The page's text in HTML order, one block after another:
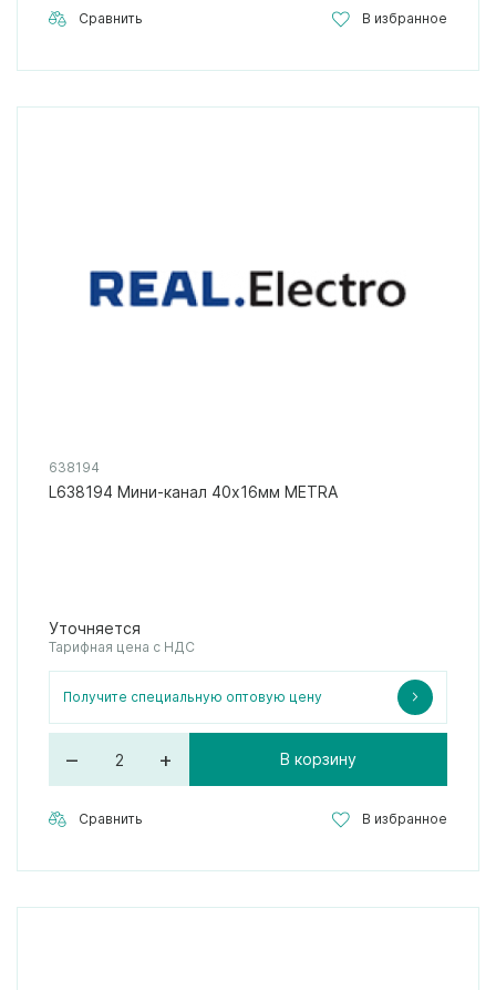
Сравнить В избранное
638194
L638194 Мини-канал 40x16мм METRA
Уточняется
Тарифная цена с НДС
Получите специальную оптовую цену
– + В корзину
Сравнить В избранное